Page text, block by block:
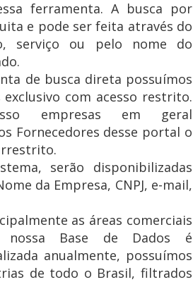
ferramenta. A busca por
e pode ser feita através do
serviço ou pelo nome do
de busca direta possuímos
com acesso restrito.
empresas em geral
Fornecedores desse portal o
serão disponibilizadas
da Empresa, CNPJ, e-mail,
as áreas comerciais
Base de Dados é
anualmente, possuímos
de todo o Brasil, filtrados